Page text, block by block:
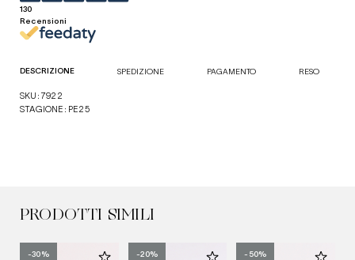
130
Recensioni
DESCRIZIONE SPEDIZIONE PAGAMENTO RESO
SKU: 7922
STAGIONE: PE25
PRODOTTI SIMILI
-30% -20% -50%